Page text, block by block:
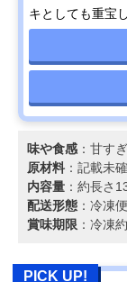
キとしても重宝
味や食感 ：甘す
原材料 ：記載未
内容量 ：約長さ
配送形態 ：冷凍便
賞味期限 ：冷凍
PICK UP!